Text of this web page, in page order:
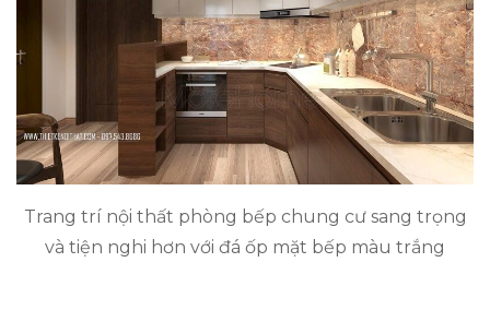
Trang trí nội thất phòng bếp chung cư sang trọng
và tiện nghi hơn với đá ốp mặt bếp màu trắng